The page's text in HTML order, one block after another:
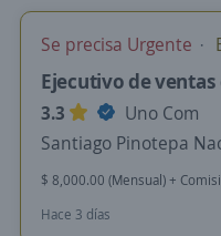
Se precisa Urgente
Ejecutivo de ventas
3.3
Uno Com
Santiago Pinotepa
$ 8,000.00 (Mensual) +
Hace 3 días